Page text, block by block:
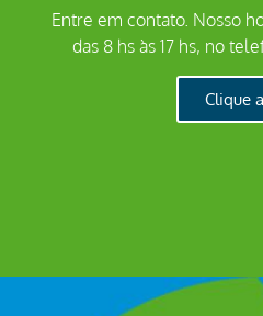
Entre em contato. Nosso
das 8 hs às 17 hs, no
Clique